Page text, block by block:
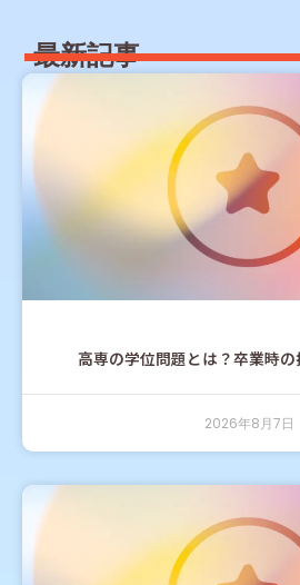
最新記事
高専の学位問題とは？卒業時の
2026年8月7日